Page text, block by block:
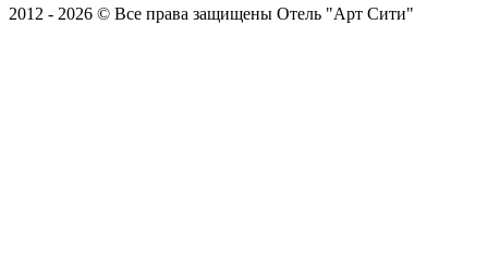
2012 - 2026 © Все права защищены Отель "Арт Сити"